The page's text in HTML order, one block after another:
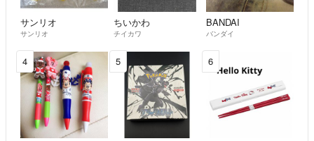
サンリオ
サンリオ
ちいかわ
チイカワ
BANDAI
バンダイ
4 5 6